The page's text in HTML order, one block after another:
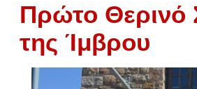
Πρώτο Θερινό
της Ίμβρου